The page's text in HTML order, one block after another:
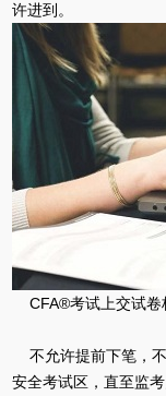
许进到。
CFA®考试上交试卷
不允许提前下笔，
安全考试区，直至监